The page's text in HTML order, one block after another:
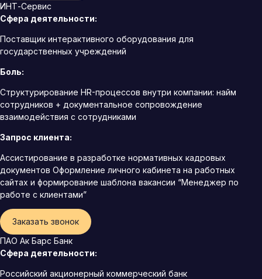
ИНТ-Сервис
Сфера деятельности:
Поставщик интерактивного оборудования для
государственных учреждений
Боль:
Структурирование HR-процессов внутри компании: найм
сотрудников + документальное сопровождение
взаимодействия с сотрудниками
Запрос клиента:
Ассистирование в разработке нормативных кадровых
документов Оформление личного кабинета на работных
сайтах и формирование шаблона вакансии “Менеджер по
работе с клиентами”
Заказать звонок
ПАО Ак Барс Банк
Сфера деятельности:
Российский акционерный коммерческий банк